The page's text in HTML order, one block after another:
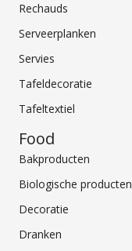
Rechauds
Serveerplanken
Servies
Tafeldecoratie
Tafeltextiel
Food
Bakproducten
Biologische producten
Decoratie
Dranken